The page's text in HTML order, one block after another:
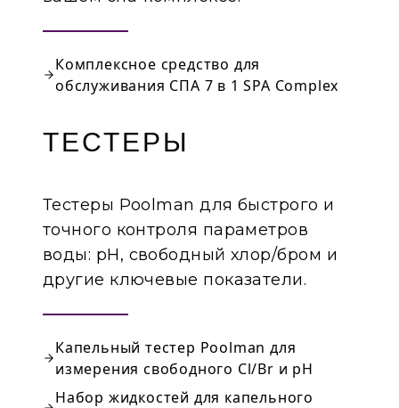
Комплексное средство для
обслуживания СПА 7 в 1 SPA Complex
ТЕСТЕРЫ
Тестеры Poolman для быстрого и
точного контроля параметров
воды: pH, свободный хлор/бром и
другие ключевые показатели.
Капельный тестер Poolman для
измерения свободного Cl/Br и pH
Набор жидкостей для капельного